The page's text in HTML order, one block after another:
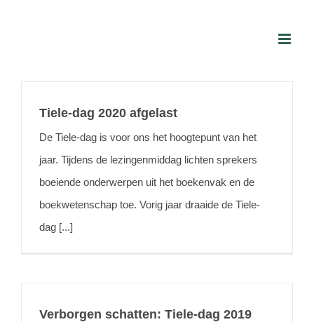
Tiele-dag 2020 afgelast
De Tiele-dag is voor ons het hoogtepunt van het
jaar. Tijdens de lezingenmiddag lichten sprekers
boeiende onderwerpen uit het boekenvak en de
boekwetenschap toe. Vorig jaar draaide de Tiele-
dag [...]
Verborgen schatten: Tiele-dag 2019